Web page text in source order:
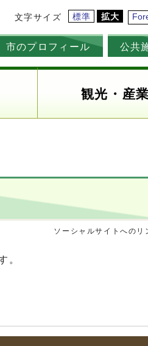
文字サイズ 標準 拡大
市のプロフィール 公共
観光・産業
ソーシャルサイトへのリ
。